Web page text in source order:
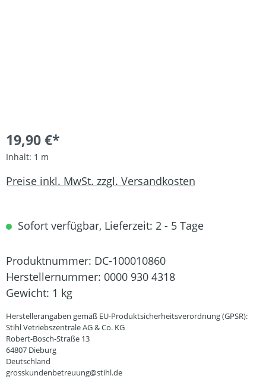
19,90 €*
Inhalt: 1 m
Preise inkl. MwSt. zzgl. Versandkosten
Sofort verfügbar, Lieferzeit: 2 - 5 Tage
Produktnummer: DC-100010860
Herstellernummer: 0000 930 4318
Gewicht: 1 kg
Herstellerangaben gemäß EU-Produktsicherheitsverordnung (GPSR):
Stihl Vetriebszentrale AG & Co. KG
Robert-Bosch-Straße 13
64807 Dieburg
Deutschland
grosskundenbetreuung@stihl.de